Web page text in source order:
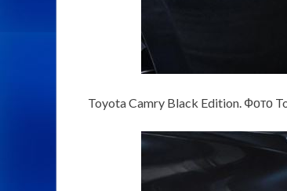
Toyota Camry Black Edition. Фото